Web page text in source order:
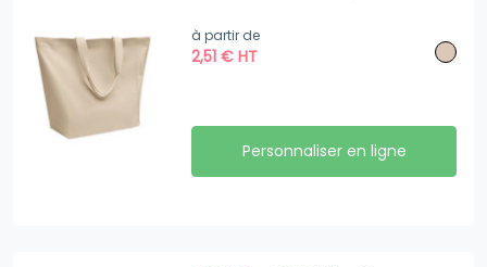
à partir de
2,51€ HT
Personnaliser en ligne